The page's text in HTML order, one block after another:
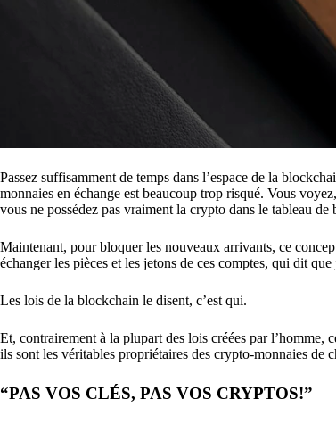
Passez suffisamment de temps dans l’espace de la
monnaies en échange est beaucoup trop risqué. Vous
vous ne possédez pas vraiment la crypto dans le tableau de
Maintenant, pour bloquer les nouveaux arrivants, ce
échanger les pièces et les jetons de ces comptes, qui dit que
Les lois de la blockchain le disent, c’est qui.
Et, contrairement à la plupart des lois créées par l’homme,
ils sont les véritables propriétaires des crypto-monnaies de
“PAS VOS CLÉS, PAS VOS CRYPTOS!”